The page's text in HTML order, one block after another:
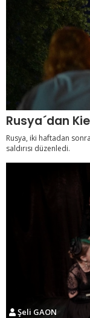
Rusya´dan
Rusya, iki haftadan
saldırısı düzenledi.
Şeli GAON